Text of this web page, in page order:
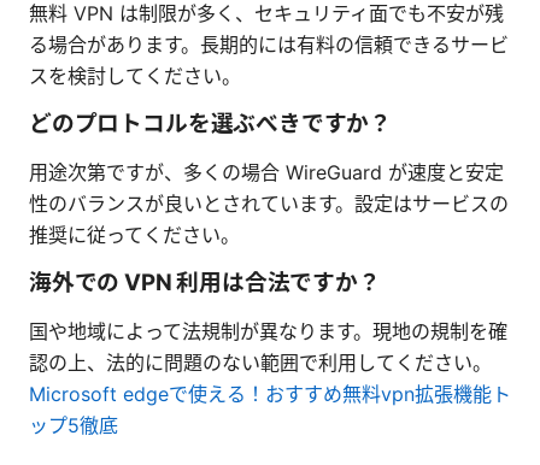
無料 VPN は制限が多く、セキュリティ面でも不安が残
る場合があります。長期的には有料の信頼できるサービ
スを検討してください。
どのプロトコルを選ぶべきですか？
用途次第ですが、多くの場合 WireGuard が速度と安定
性のバランスが良いとされています。設定はサービスの
推奨に従ってください。
海外での VPN 利用は合法ですか？
国や地域によって法規制が異なります。現地の規制を確
認の上、法的に問題のない範囲で利用してください。
Microsoft edgeで使える！おすすめ無料vpn拡張機能ト
ップ5徹底